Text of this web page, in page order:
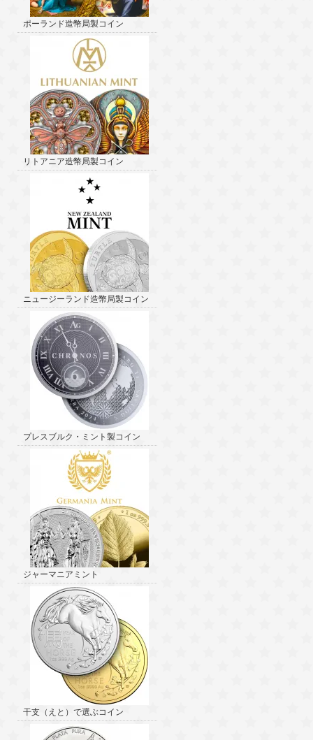
ポーランド造幣局製コイン
リトアニア造幣局製コイン
ニュージーランド造幣局製コイン
プレスブルク・ミント製コイン
ジャーマニアミント
干支（えと）で選ぶコイン